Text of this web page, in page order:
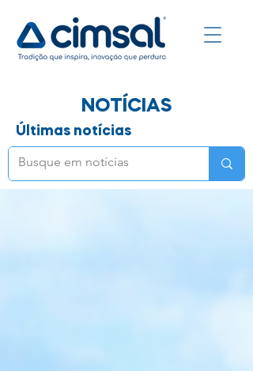
NOTÍCIAS
Últimas notícias